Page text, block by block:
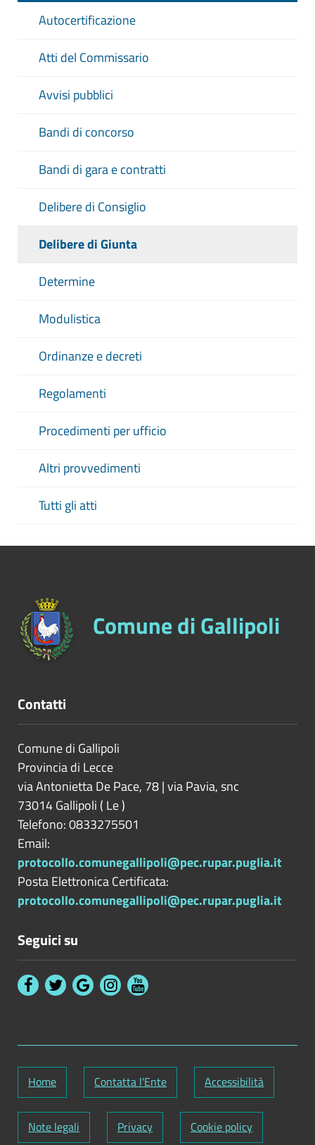
Autocertificazione
Atti del Commissario
Avvisi pubblici
Bandi di concorso
Bandi di gara e contratti
Delibere di Consiglio
Delibere di Giunta
Determine
Modulistica
Ordinanze e decreti
Regolamenti
Procedimenti per ufficio
Altri provvedimenti
Tutti gli atti
Comune di Gallipoli
Contatti
Comune di Gallipoli
Provincia di Lecce
via Antonietta De Pace, 78 | via Pavia, snc
73014Gallipoli ( Le)
Telefono: 0833275501
Email:
protocollo.comunegallipoli@pec.rupar.puglia.it
Posta Elettronica Certificata:
protocollo.comunegallipoli@pec.rupar.puglia.it
Seguici su
Home Contatta l'Ente Accessibilità
Note legali Privacy Cookie policy